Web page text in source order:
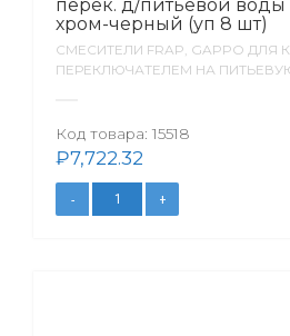
перек. д/питьевой воды
хром-черный (уп 8 шт)
СМЕСИТЕЛИ FRAP, GAPPO ДЛЯ
ПЕРЕКЛЮЧАТЕЛЕМ НА
Код товара: 15518
₽7,722.32